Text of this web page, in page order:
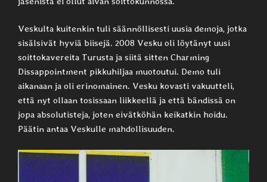
Veskulta kuitenkin tuli säännöllisesti uusia demoja, jotka
sisälsivät hyviä biisejä. 2008 Vesku oli löytänyt uusi
soittokavereita Turusta ja siitä sitten Charming
Dissappointment pikkuhiljaa muotoutui. Demo tuli
aikanaan ja oli erinomainen. Vesku kovasti vakuutteli,
että nyt ollaan tosissaan liikkeellä ja että bändissä on
jopa absolutisteja, joten eivätköhän keikatkin hoidu.
Päätin antaa Veskulle mahdollisuuden.